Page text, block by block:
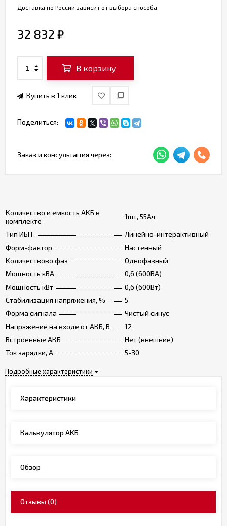
Количество и емкость АКБ в
комплекте
1шт, 55Ач
Тип ИБП
Линейно-интерактивный
Форм-фактор
Настенный
Количествово фаз
Однофазный
Мощность кВА
0,6 (600ВА)
Мощность кВт
0,6 (600Вт)
Стабилизация напряжения, %
5
Форма сигнала
Чистый синус
Напряжение на входе от АКБ, В
12
Встроенные АКБ
Нет (внешние)
Ток зарядки, А
5-30
Подробные характеристики
Доставка по России зависит от выбора способа
32 832 ₽
В корзину
Купить в 1 клик
Поделиться:
Заказ и консультация через:
Характеристики
Калькулятор АКБ
Обзор
Отзывы(0)